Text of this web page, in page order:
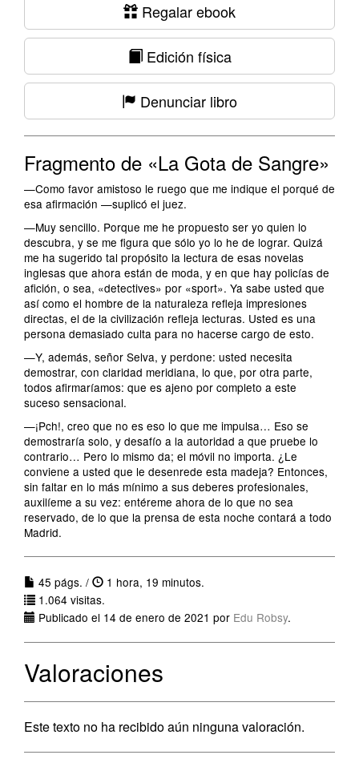
Regalar ebook
Edición física
Denunciar libro
Fragmento de «La Gota de Sangre»
—Como favor amistoso le ruego que me indique el porqué de
esa afirmación —suplicó el juez.
—Muy sencillo. Porque me he propuesto ser yo quien lo
descubra, y se me figura que sólo yo lo he de lograr. Quizá
me ha sugerido tal propósito la lectura de esas novelas
inglesas que ahora están de moda, y en que hay policías de
afición, o sea, «detectives» por «sport». Ya sabe usted que
así como el hombre de la naturaleza refleja impresiones
directas, el de la civilización refleja lecturas. Usted es una
persona demasiado culta para no hacerse cargo de esto.
—Y, además, señor Selva, y perdone: usted necesita
demostrar, con claridad meridiana, lo que, por otra parte,
todos afirmaríamos: que es ajeno por completo a este
suceso sensacional.
—¡Pch!, creo que no es eso lo que me impulsa… Eso se
demostraría solo, y desafío a la autoridad a que pruebe lo
contrario… Pero lo mismo da; el móvil no importa. ¿Le
conviene a usted que le desenrede esta madeja? Entonces,
sin faltar en lo más mínimo a sus deberes profesionales,
auxilíeme a su vez: entéreme ahora de lo que no sea
reservado, de lo que la prensa de esta noche contará a todo
Madrid.
45 págs. /
1 hora, 19 minutos.
1.064 visitas.
Publicado el 14 de enero de 2021 por Edu Robsy.
Valoraciones
Este texto no ha recibido aún ninguna valoración.